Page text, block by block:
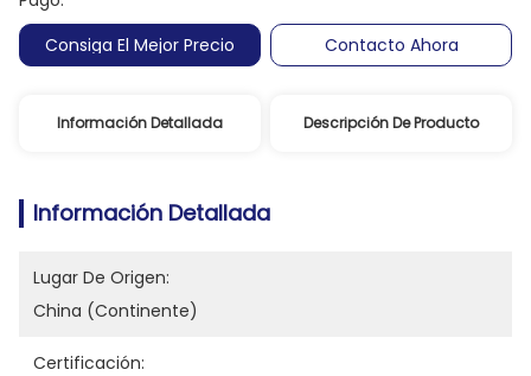
Consiga El Mejor Precio Contacto Ahora
Información Detallada Descripción De Producto
Información Detallada
Lugar De Origen:
China (continente)
Certificación: